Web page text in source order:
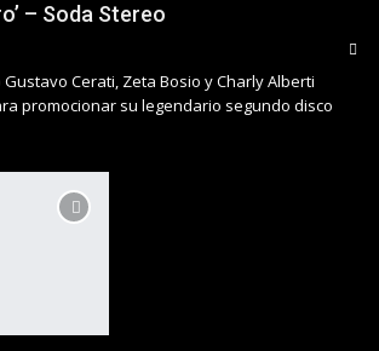
– Soda Stereo
Cerati, Zeta Bosio y Charly Alberti
promocionar su legendario segundo disco